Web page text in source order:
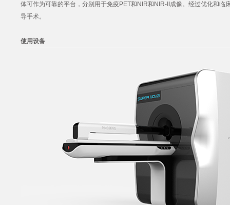
体可作为可靠的平台，分别用于免疫PET和NIR和NIR-II成像。经过优化和
导手术。
使用设备